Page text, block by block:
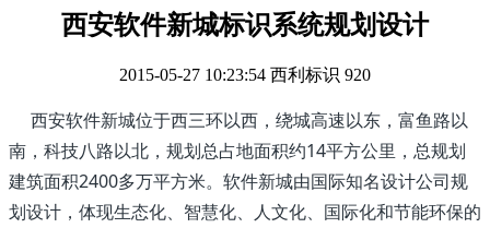
西安软件新城标识系统规划设计
2015-05-27 10:23:54 西利标识 920
西安软件新城位于西三环以西，绕城高速以东，富鱼路以
南，科技八路以北，规划总占地面积约14平方公里，总规划
建筑面积2400多万平方米。软件新城由国际知名设计公司规
划设计，体现生态化、智慧化、人文化、国际化和节能环保的